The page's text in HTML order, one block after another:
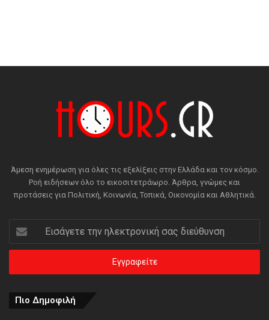
Άμεση ενημέρωση για όλες τις εξελίξεις στην Ελλάδα και τον κόσμο.
Ροή ειδήσεων όλο το εικοσιτετράωρο. Άρθρα, γνώμες και
προτάσεις για Πολιτική, Κοινωνία, Τοπικά, Οικονομία και Αθλητικά.
Εισάγετε
την
ηλεκτρονική
διεύθυνση
Πιο Δημοφιλή